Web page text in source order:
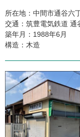
所在地：中間市通谷六
交通：筑豊電気鉄道 通
築年月：1988年6月
構造：木造